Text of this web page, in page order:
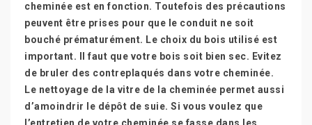
cheminée est en fonction. Toutefois des précautions
peuvent être prises pour que le conduit ne soit
bouché prématurément. Le choix du bois utilisé est
important. Il faut que votre bois soit bien sec. Evitez
de bruler des contreplaqués dans votre cheminée.
Le nettoyage de la vitre de la cheminée permet aussi
d’amoindrir le dépôt de suie. Si vous voulez que